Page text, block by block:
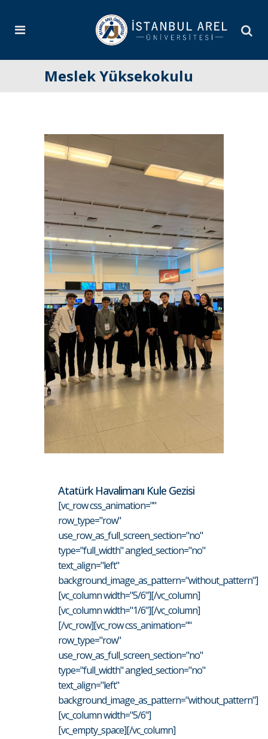
Meslek Yüksekokulu
Atatürk Havalimanı Kule Gezisi
[vc_row css_animation=""
row_type="row"
use_row_as_full_screen_section="no"
type="full_width" angled_section="no"
text_align="left"
background_image_as_pattern="without_pattern"]
[vc_column width="5/6"][/vc_column]
[vc_column width="1/6"][/vc_column]
[/vc_row][vc_row css_animation=""
row_type="row"
use_row_as_full_screen_section="no"
type="full_width" angled_section="no"
text_align="left"
background_image_as_pattern="without_pattern"]
[vc_column width="5/6"]
[vc_empty_space][/vc_column]